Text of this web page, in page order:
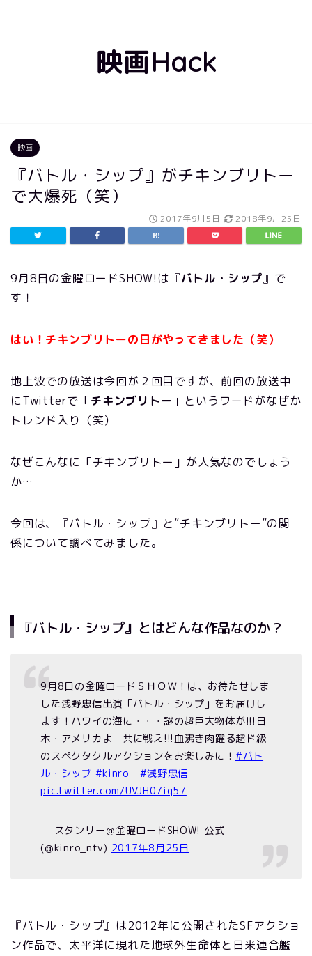
映画Hack
映画
『バトル・シップ』がチキンブリトー
で大爆死（笑）
2017年9月5日 2018年9月25日
9月8日の金曜ロードSHOW!は『バトル・シップ』で
す！
はい！チキンブリトーの日がやってきました（笑）
地上波での放送は今回が２回目ですが、前回の放送中
にTwitterで「チキンブリトー 」というワードがなぜか
トレンド入り（笑）
なぜこんなに「チキンブリトー」が人気なのでしょう
か…
今回は、『バトル・シップ』と”チキンブリトー”の関
係について調べてみました。
『バトル・シップ』とはどんな作品なのか？
9月8日の金曜ロードＳＨＯＷ！は、お待たせしま
した浅野忠信出演「バトル・シップ」をお届けし
ます！ハワイの海に・・・謎の超巨大物体が!!!日
本・アメリカよ 共に戦え!!!血沸き肉躍る超ド級
のスペクタクルアクションをお楽しみに！ #バト
ル・シップ #kinro
#浅野忠信
pic.twitter.com/UVJH07iq57
— スタンリー＠金曜ロードSHOW! 公式
(@kinro_ntv) 2017年8月25日
『バトル・シップ』は2012年に公開されたSFアクショ
ン作品で、太平洋に現れた地球外生命体と日米連合艦